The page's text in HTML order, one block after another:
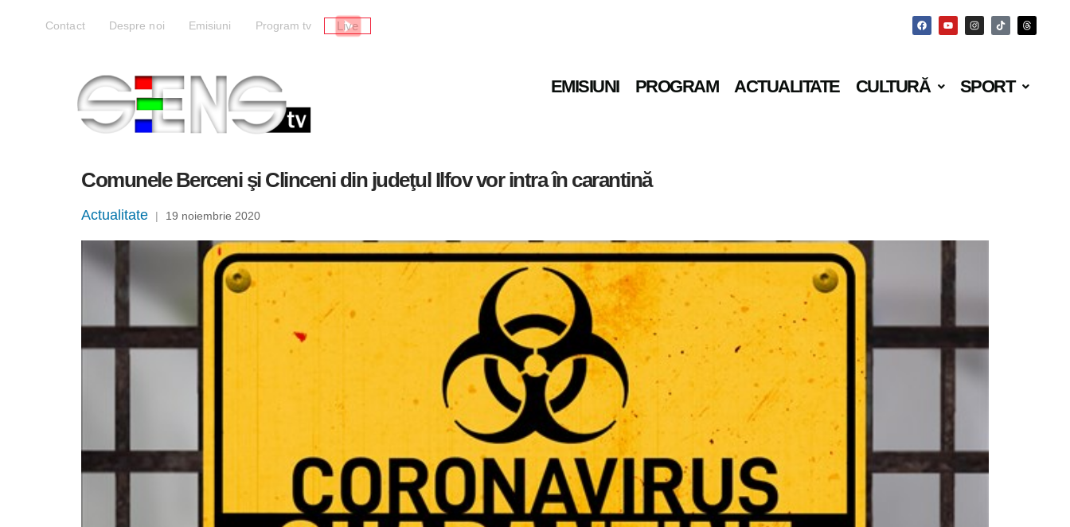
Contact Despre noi Emisiuni Program tv Live
EMISIUNI PROGRAM ACTUALITATE CULTURĂ SPORT
Comunele Berceni şi Clinceni din judeţul Ilfov vor intra în carantină
Actualitate | 19 noiembrie 2020